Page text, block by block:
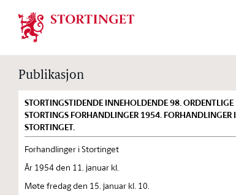
Stortinget.no
Publikasjon
STORTINGSTIDENDE INNEHOLDENDE 98. ORDENTLIGE
STORTINGS FORHANDLINGER 1954. FORHANDLINGER I
STORTINGET.
Forhandlinger i Stortinget
År 1954 den 11. januar kl.
Møte fredag den 15. januar kl. 10.